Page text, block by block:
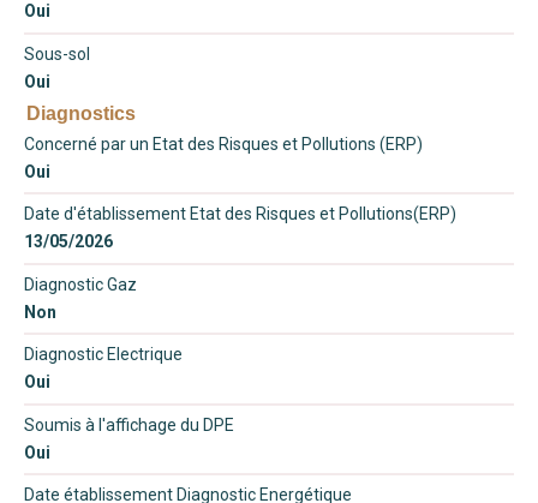
Oui
Sous-sol
Oui
Diagnostics
Concerné par un Etat des Risques et Pollutions (ERP)
Oui
Date d'établissement Etat des Risques et Pollutions(ERP)
13/05/2026
Diagnostic Gaz
Non
Diagnostic Electrique
Oui
Soumis à l'affichage du DPE
Oui
Date établissement Diagnostic Energétique